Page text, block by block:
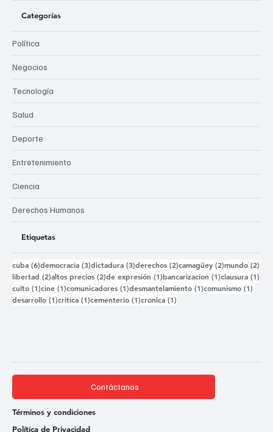
Categorías
Política
Negocios
Tecnología
Salud
Deporte
Entretenimiento
Ciencia
Derechos Humanos
Etiquetas
cuba (6)6 entradas
democracia (3)3 entradas
dictadura (3)3 entradas
derechos (2)2 entradas
camagüey (2)2 entradas
mundo (2)
libertad (2)2 entradas
altos precios (2)2 entradas
de expresión (1)1 entrada
bancarizacion (1)1 entrada
clausura (1)
culto (1)1 entrada
cine (1)1 entrada
comunicadores (1)1 entrada
desmantelamiento (1)1 entrada
comunismo (1)
desarrollo (1)1 entrada
critica (1)1 entrada
cementerio (1)1 entrada
cronica (1)
Contáctanos
Términos y condiciones
Política de Privacidad